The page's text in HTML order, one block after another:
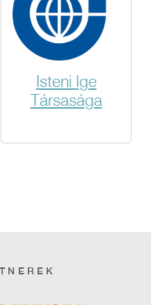
Isteni Ige
Társasága